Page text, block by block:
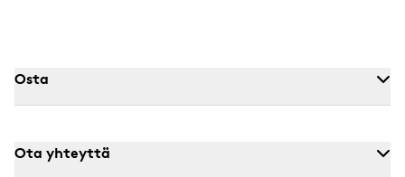
Osta
Ota yhteyttä